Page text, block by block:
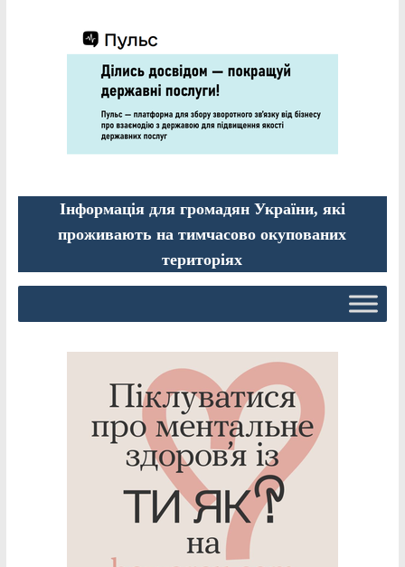
Інформація для громадян України, які
проживають на тимчасово окупованих
територіях